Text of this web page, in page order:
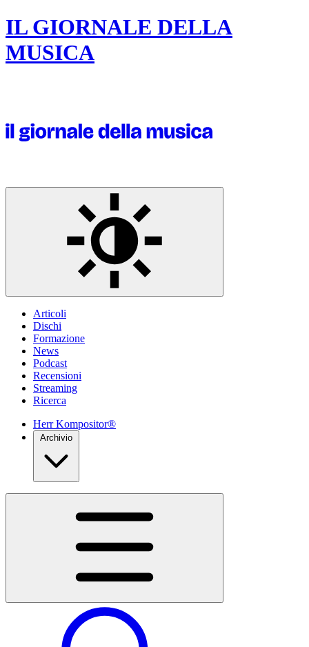
IL GIORNALE DELLA
MUSICA
Articoli
Dischi
Formazione
News
Podcast
Recensioni
Streaming
Ricerca
Herr Kompositor®
Archivio